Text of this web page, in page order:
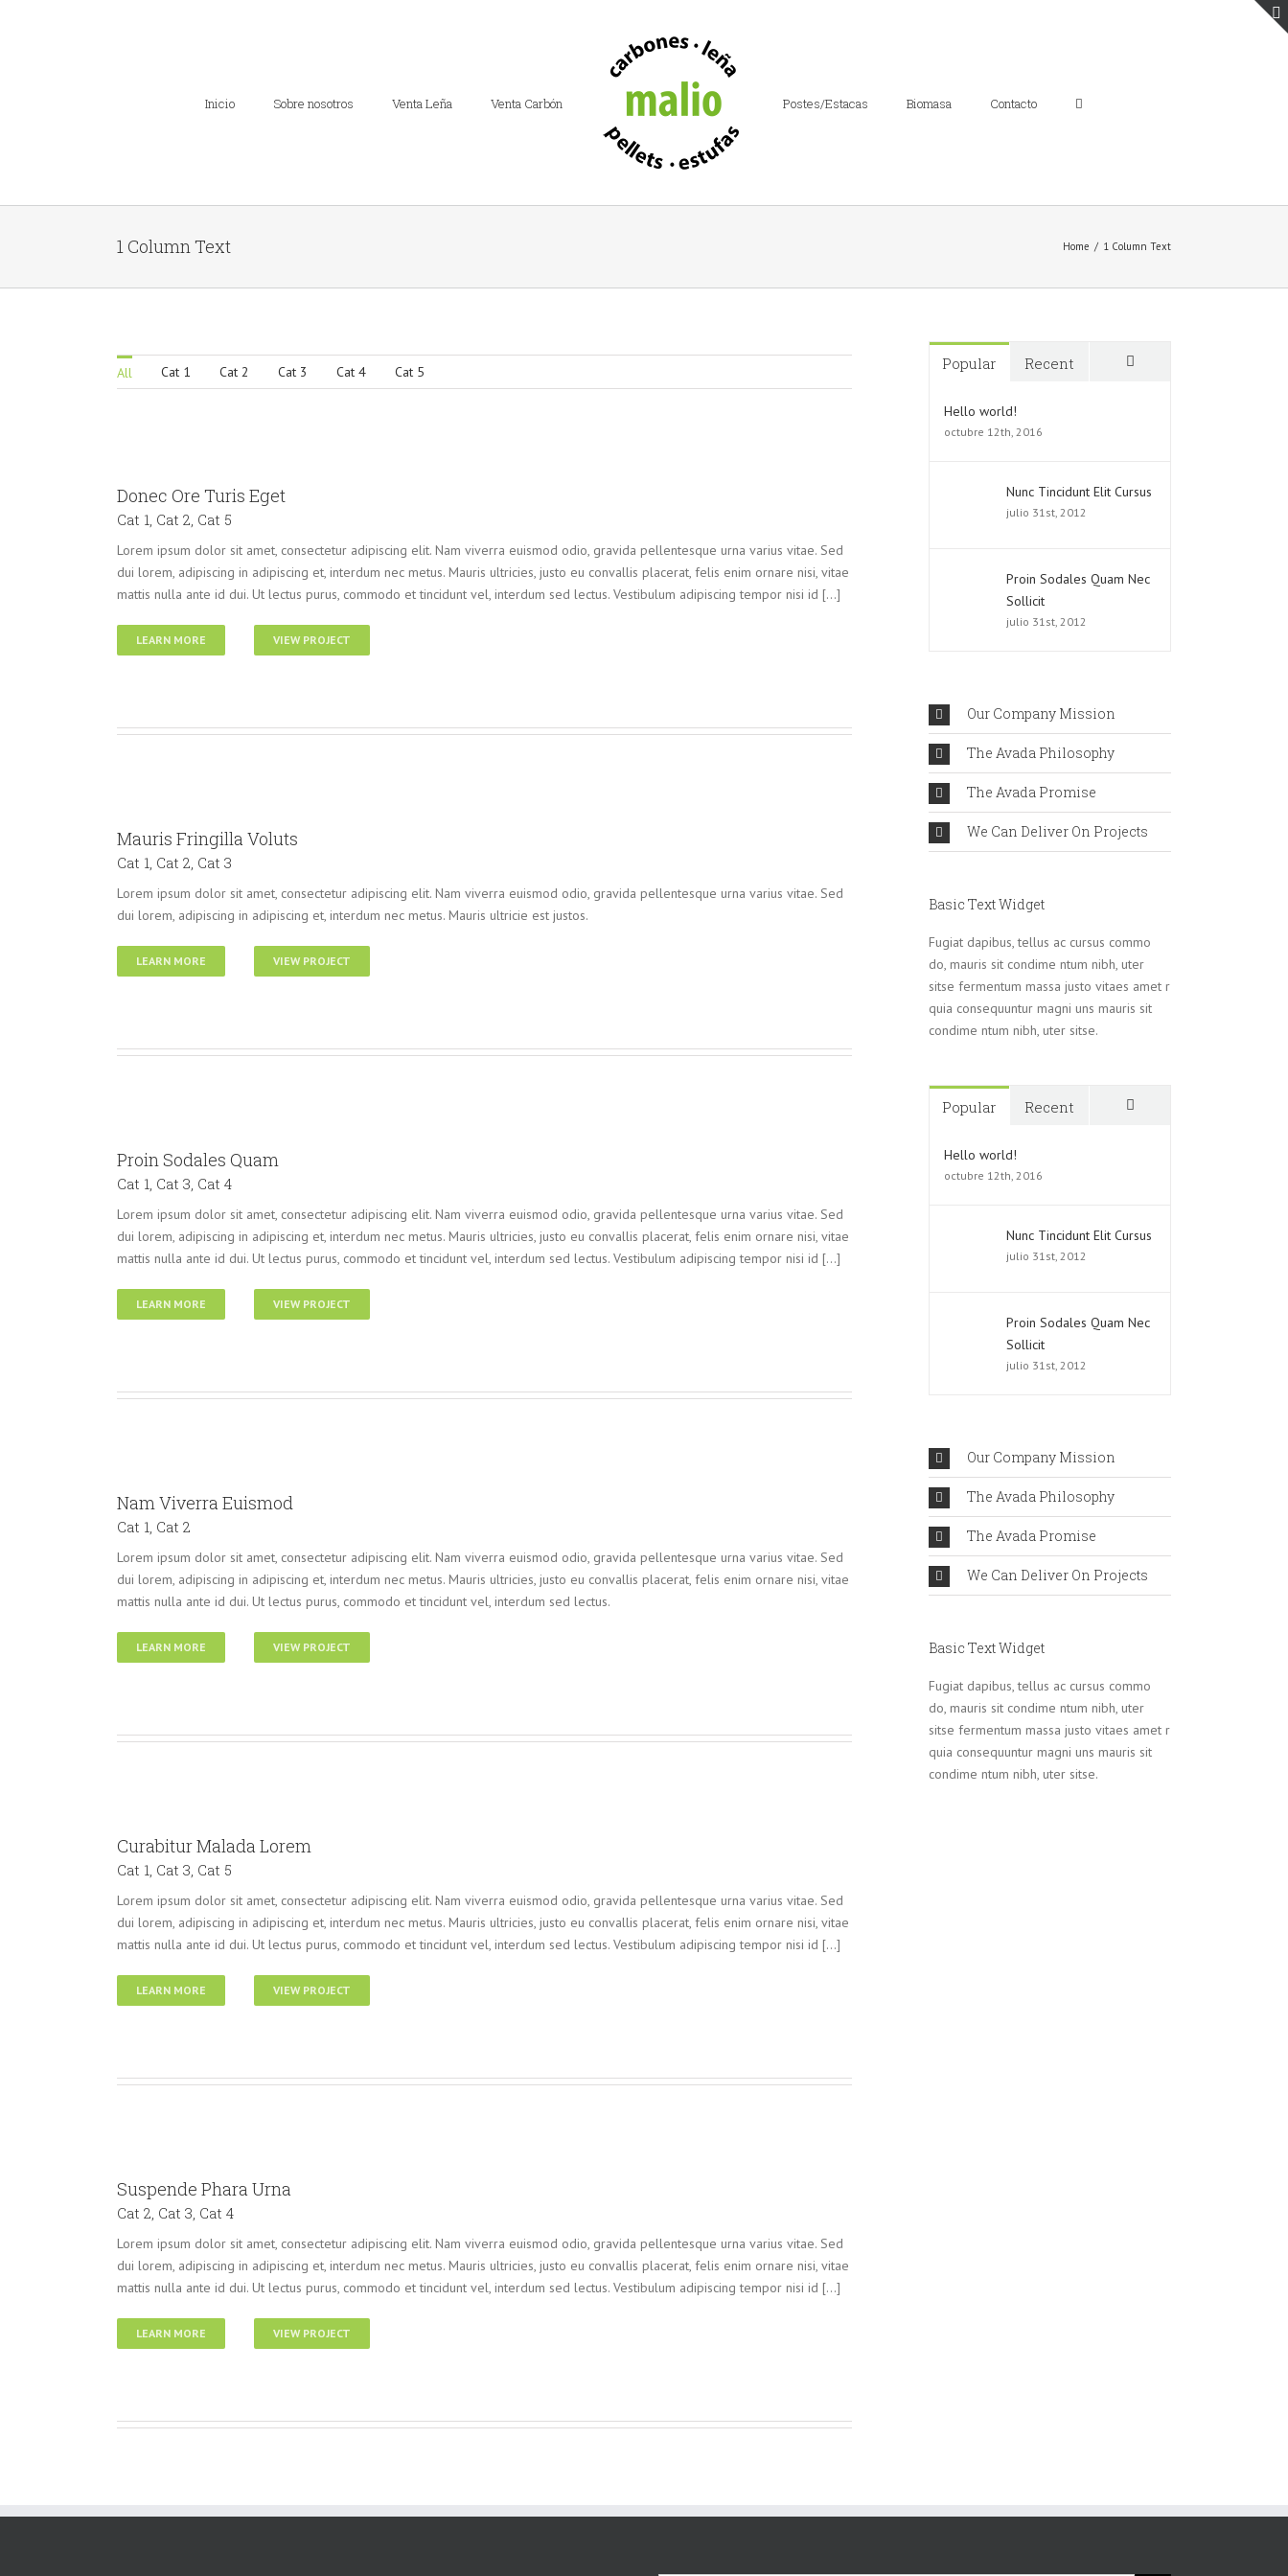
Inicio
Sobre nosotros Venta Leña Venta Carbón Postes/Estacas Biomasa Contacto
1 Column Text Home / 1 Column Text
All Cat 1 Cat 2 Cat 3 Cat 4 Cat 5
Donec Ore Turis Eget
Cat 1, Cat 2, Cat 5
Lorem ipsum dolor sit amet, consectetur adipiscing elit. Nam viverra euismod odio, gravida pellentesque urna varius vitae. Sed
dui lorem, adipiscing in adipiscing et, interdum nec metus. Mauris ultricies, justo eu convallis placerat, felis enim ornare nisi, vitae
mattis nulla ante id dui. Ut lectus purus, commodo et tincidunt vel, interdum sed lectus. Vestibulum adipiscing tempor nisi id [...]
LEARN MORE VIEW PROJECT
Mauris Fringilla Voluts
Cat 1, Cat 2, Cat 3
Lorem ipsum dolor sit amet, consectetur adipiscing elit. Nam viverra euismod odio, gravida pellentesque urna varius vitae. Sed
dui lorem, adipiscing in adipiscing et, interdum nec metus. Mauris ultricie est justos.
LEARN MORE VIEW PROJECT
Proin Sodales Quam
Cat 1, Cat 3, Cat 4
Lorem ipsum dolor sit amet, consectetur adipiscing elit. Nam viverra euismod odio, gravida pellentesque urna varius vitae. Sed
dui lorem, adipiscing in adipiscing et, interdum nec metus. Mauris ultricies, justo eu convallis placerat, felis enim ornare nisi, vitae
mattis nulla ante id dui. Ut lectus purus, commodo et tincidunt vel, interdum sed lectus. Vestibulum adipiscing tempor nisi id [...]
LEARN MORE VIEW PROJECT
Nam Viverra Euismod
Cat 1, Cat 2
Lorem ipsum dolor sit amet, consectetur adipiscing elit. Nam viverra euismod odio, gravida pellentesque urna varius vitae. Sed
dui lorem, adipiscing in adipiscing et, interdum nec metus. Mauris ultricies, justo eu convallis placerat, felis enim ornare nisi, vitae
mattis nulla ante id dui. Ut lectus purus, commodo et tincidunt vel, interdum sed lectus.
LEARN MORE VIEW PROJECT
Curabitur Malada Lorem
Cat 1, Cat 3, Cat 5
Lorem ipsum dolor sit amet, consectetur adipiscing elit. Nam viverra euismod odio, gravida pellentesque urna varius vitae. Sed
dui lorem, adipiscing in adipiscing et, interdum nec metus. Mauris ultricies, justo eu convallis placerat, felis enim ornare nisi, vitae
mattis nulla ante id dui. Ut lectus purus, commodo et tincidunt vel, interdum sed lectus. Vestibulum adipiscing tempor nisi id [...]
LEARN MORE VIEW PROJECT
Suspende Phara Urna
Cat 2, Cat 3, Cat 4
Lorem ipsum dolor sit amet, consectetur adipiscing elit. Nam viverra euismod odio, gravida pellentesque urna varius vitae. Sed
dui lorem, adipiscing in adipiscing et, interdum nec metus. Mauris ultricies, justo eu convallis placerat, felis enim ornare nisi, vitae
mattis nulla ante id dui. Ut lectus purus, commodo et tincidunt vel, interdum sed lectus. Vestibulum adipiscing tempor nisi id [...]
LEARN MORE VIEW PROJECT
Popular
Recent
Hello world!
octubre 12th, 2016
Nunc Tincidunt Elit Cursus
julio 31st, 2012
Proin Sodales Quam Nec
Sollicit
julio 31st, 2012
Our Company Mission
The Avada Philosophy
The Avada Promise
We Can Deliver On Projects
Basic Text Widget
Fugiat dapibus, tellus ac cursus commo
do, mauris sit condime ntum nibh, uter
sitse fermentum massa justo vitaes amet r
quia consequuntur magni uns mauris sit
condime ntum nibh, uter sitse.
Popular
Recent
Hello world!
octubre 12th, 2016
Nunc Tincidunt Elit Cursus
julio 31st, 2012
Proin Sodales Quam Nec
Sollicit
julio 31st, 2012
Our Company Mission
The Avada Philosophy
The Avada Promise
We Can Deliver On Projects
Basic Text Widget
Fugiat dapibus, tellus ac cursus commo
do, mauris sit condime ntum nibh, uter
sitse fermentum massa justo vitaes amet r
quia consequuntur magni uns mauris sit
condime ntum nibh, uter sitse.